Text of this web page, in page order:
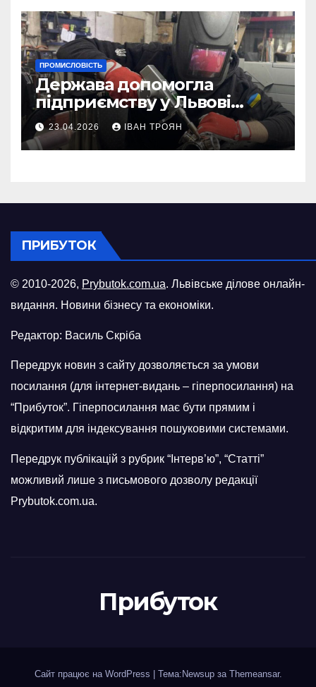
ПРОМИСЛОВІСТЬ
Держава допомогла
підприємству у Львові
відновити виробничі
потужності після атаки
російського БПЛА
23.04.2026 ІВАН ТРОЯН
ПРИБУТОК
© 2010-2026, Prybutok.com.ua. Львівське ділове онлайн-
видання. Новини бізнесу та економіки.
Редактор: Василь Скріба
Передрук новин з сайту дозволяється за умови
посилання (для інтернет-видань – гіперпосилання) на
“Прибуток”. Гіперпосилання має бути прямим і
відкритим для індексування пошуковими системами.
Передрук публікацій з рубрик “Інтерв’ю”, “Статті”
можливий лише з письмового дозволу редакції
Prybutok.com.ua.
Прибуток
Сайт працює на WordPress Тема:Newsup за Themeansar.